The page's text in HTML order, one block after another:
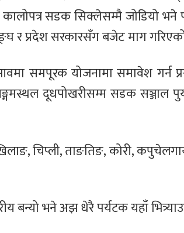
सडक सिक्लेसम्मै जोडियो भने
र प्रदेश सरकारसँग बजेट माग
समपूरक योजनामा समावेश गर्न
दूधपोखरीसम्म सडक सञ्जाल
चिप्ली, ताङतिङ, कोरी,
बन्यो भने अझ धेरै पर्यटक यहाँ